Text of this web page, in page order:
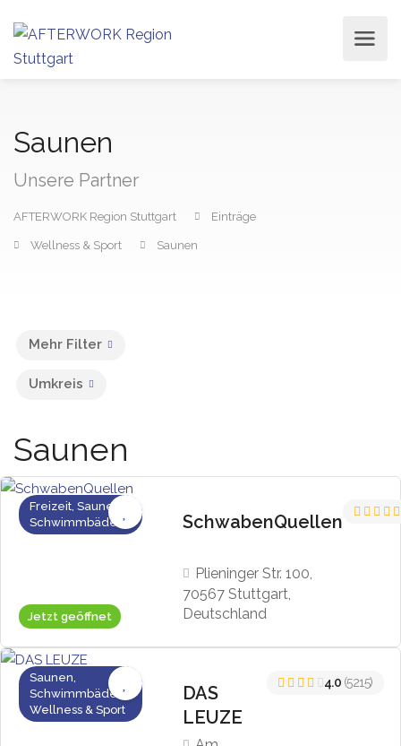
Saunen
Unsere Partner
AFTERWORK Region Stuttgart Einträge
Wellness & Sport Saunen
Mehr Filter
Umkreis
Saunen
Jetzt geöffnet
Freizeit, Saunen,
Schwimmbäder
SchwabenQuellen
Plieninger Str. 100,
70567 Stuttgart,
Deutschland
Saunen,
Schwimmbäder,
Wellness & Sport
DAS
LEUZE
4.0 (5215)